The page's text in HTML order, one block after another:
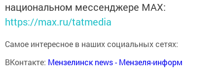
национальном мессенджере MАХ:
https://max.ru/tatmedia
Самое интересное в наших социальных сетях:
ВКонтакте: Мензелинск news - Мензеля-информ